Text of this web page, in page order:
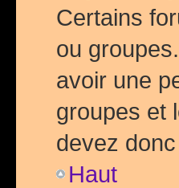
Certains
ou
avoir une
groupes et
devez
Haut